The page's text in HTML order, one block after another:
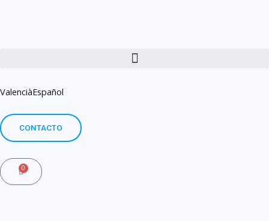
ValenciàEspañol
CONTACTO
0
Carrito